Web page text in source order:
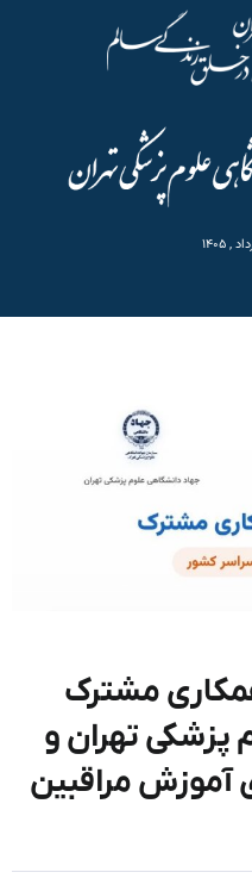
مشترک
پزشکی تهران و
آموزش مراقبین